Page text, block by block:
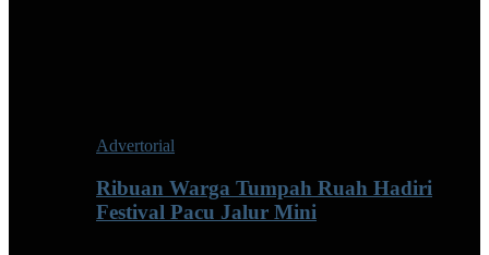
Advertorial
Ribuan Warga Tumpah Ruah Hadiri
Festival Pacu Jalur Mini